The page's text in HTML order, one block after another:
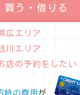
～2LDK賃貸
～3LDK賃貸
以上賃貸
～2LDK賃貸
～3LDK賃貸
以上賃貸
買う・借りる
広エリア
川エリア
店の予約をしたい